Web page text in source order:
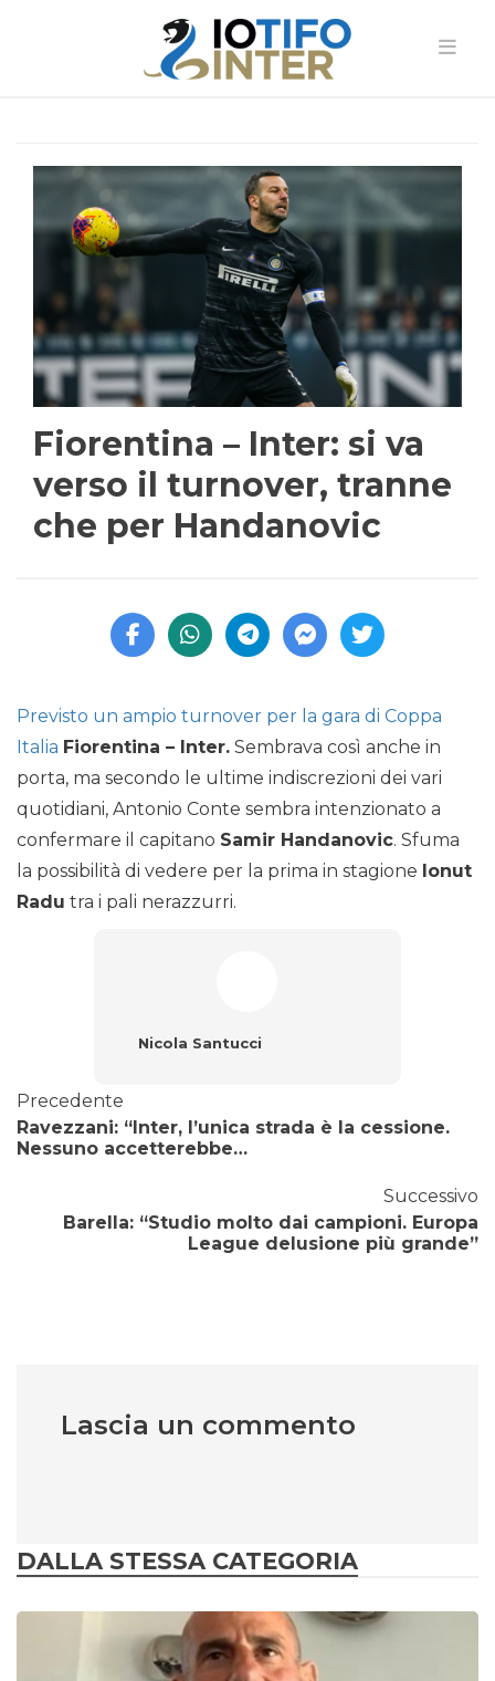
Fiorentina – Inter: si va
verso il turnover, tranne
che per Handanovic
Previsto un ampio turnover per la gara di Coppa
Italia Fiorentina – Inter. Sembrava così anche in
porta, ma secondo le ultime indiscrezioni dei vari
quotidiani, Antonio Conte sembra intenzionato a
confermare il capitano Samir Handanovic. Sfuma
la possibilità di vedere per la prima in stagione Ionut
Radu tra i pali nerazzurri.
Nicola Santucci
Precedente
Ravezzani: “Inter, l’unica strada è la cessione.
Nessuno accetterebbe…
Successivo
Barella: “Studio molto dai campioni. Europa
League delusione più grande”
Lascia un commento
DALLA STESSA CATEGORIA